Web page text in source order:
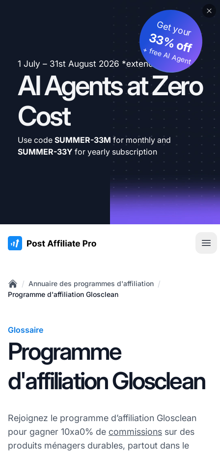
1 July – 31st August 2026 *extended
AI Agents at Zero
Cost
Get your
33% off
+ free AI Agent
Use code SUMMER-33M for monthly and
SUMMER-33Y for yearly subscription
:site.title
Home
/ Annuaire des programmes d'affiliation /
Programme d'affiliation Glosclean
Glossaire
Programme
d'affiliation Glosclean
Rejoignez le programme d’affiliation Glosclean
pour gagner 10xa0% de commissions sur des
produits ménagers durables, partout dans le